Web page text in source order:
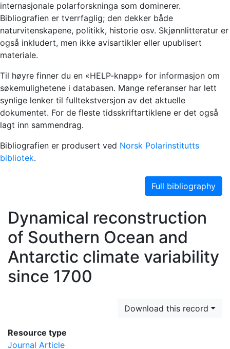
internasjonale polarforskninga som dominerer.
Bibliografien er tverrfaglig; den dekker både
naturvitenskapene, politikk, historie osv. Skjønnlitteratur er
også inkludert, men ikke avisartikler eller upublisert
materiale.
Til høyre finner du en «HELP-knapp» for informasjon om
søkemulighetene i databasen. Mange referanser har lett
synlige lenker til fulltekstversjon av det aktuelle
dokumentet. For de fleste tidsskriftartiklene er det også
lagt inn sammendrag.
Bibliografien er produsert ved Norsk Polarinstitutts
bibliotek.
Full bibliography
Dynamical reconstruction
of Southern Ocean and
Antarctic climate variability
since 1700
Download this record
Resource type
Journal Article